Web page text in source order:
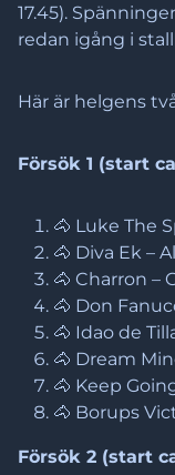
17.45).
redan igång i
Här är helgens
Försök 1 (start
🐴 Luke The
🐴 Diva Ek –
🐴 Charron –
🐴 Don
🐴 Idao de
🐴 Dream
🐴 Keep
🐴 Borups
Försök 2 (start